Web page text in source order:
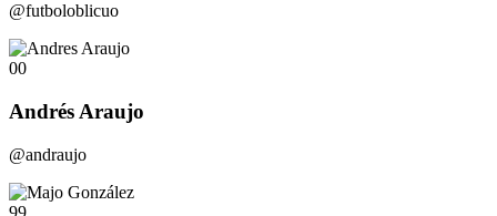
@futboloblicuo
00
Andrés Araujo
@andraujo
99